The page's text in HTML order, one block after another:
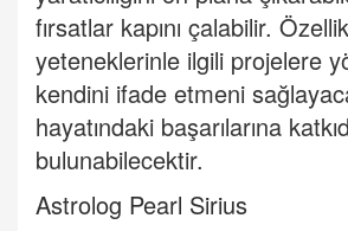
fırsatlar kapını çalabilir.
yeteneklerinle ilgili projelere
kendini ifade etmeni
hayatındaki başarılarına
bulunabilecektir.
Astrolog Pearl Sirius